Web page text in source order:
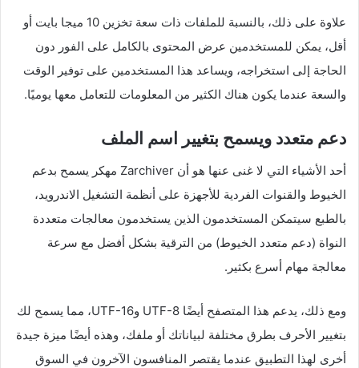
علاوة على ذلك، بالنسبة للملفات ذات سعة تخزين 10 ميجا بايت أو
أقل، يمكن للمستخدمين عرض المحتوى بالكامل على الفور دون
الحاجة إلى استخراجه، ويساعد هذا المستخدمين على توفير الوقت
والسعة عندما يكون هناك الكثير من المعلومات للتعامل معها يوميًا.
دعم متعدد ويسمح بتغيير اسم الملف
أحد الأشياء التي لا غنى عنها هو أن Zarchiver مهكر يسمح بدعم
الخيوط والقنوات الفردية للأجهزة على أنظمة التشغيل الاندرويد،
بالطبع سيتمكن المستخدمون الذين يستخدمون معالجات متعددة
النواة (دعم متعدد الخيوط) من الترقية بشكل أفضل مع سرعة
معالجة مهام أسرع بكثير.
ومع ذلك، يدعم هذا المتصفح أيضًا UTF-8 وUTF-16، مما يسمح لك
بتغيير الأحرف بطرق مختلفة لبياناتك أو ملفك، وهذه أيضًا ميزة جيدة
أخرى لهذا التطبيق عندما يقتصر المنافسون الآخرون في السوق